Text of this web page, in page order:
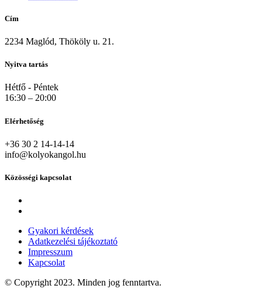
Cím
2234 Maglód, Thököly u. 21.
Nyitva tartás
Hétfő - Péntek
16:30 – 20:00
Elérhetőség
+36 30 2 14-14-14
info@kolyokangol.hu
Közösségi kapcsolat
Gyakori kérdések
Adatkezelési tájékoztató
Impresszum
Kapcsolat
© Copyright 2023. Minden jog fenntartva.